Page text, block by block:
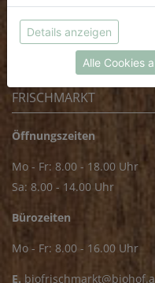
.dieBiokiste@biohof.at
.+43 7272 2597
FRISCHMARKT
Öffnungszeiten
Mo - Fr: 8.00 - 18.00 Uhr
Sa: 8.00 - 14.00 Uhr
Bürozeiten
Mo - Fr: 8.00 - 16.00 Uhr
E.
möchtest.
Weitere
Datenschutzerklärung
Details anzeigen
Alle Cookies